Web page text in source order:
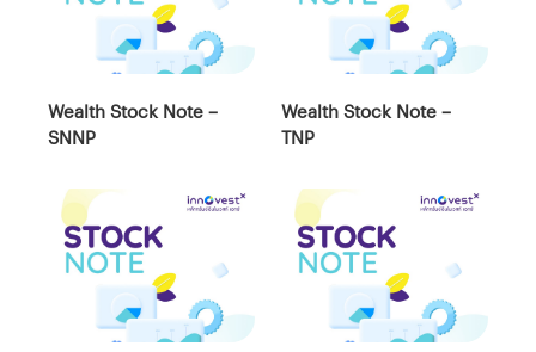
Wealth Stock Note –
SNNP
Wealth Stock Note –
TNP